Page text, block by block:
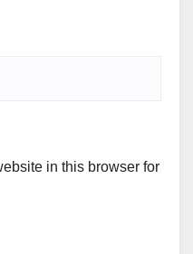
in this browser for